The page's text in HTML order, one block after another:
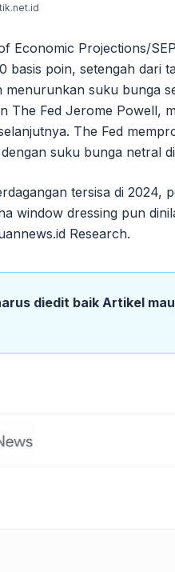
Economic Projections/
basis poin, setengah dari
menurunkan suku bunga
The Fed Jerome Powell,
The Fed
suku bunga netral
tersisa di 2024,
window dressing pun
Research.
diedit baik Artikel